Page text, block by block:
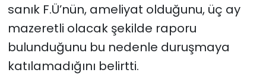
sanık F.Ü’nün, ameliyat olduğunu, üç ay
mazeretli olacak şekilde raporu
bulunduğunu bu nedenle duruşmaya
katılamadığını belirtti.